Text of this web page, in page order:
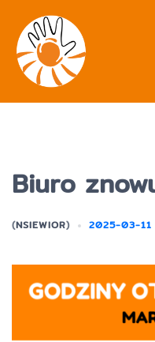
Biuro
(NSIEWIOR) 2025-03-11